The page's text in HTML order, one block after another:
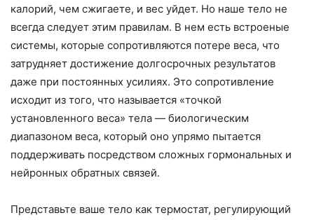
калорий, чем сжигаете, и вес уйдет. Но наше тело не
всегда следует этим правилам. В нем есть встроеные
системы, которые сопротивляются потере веса, что
затрудняет достижение долгосрочных результатов
даже при постоянных усилиях. Это сопротивление
исходит из того, что называется «точкой
установленного веса» тела — биологическим
диапазоном веса, который оно упрямо пытается
поддерживать посредством сложных гормональных и
нейронных обратных связей.
Представьте ваше тело как термостат, регулирующий